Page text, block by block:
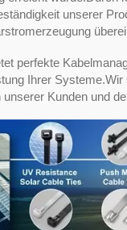
unserer
perfekte
Ihrer
Kunden und